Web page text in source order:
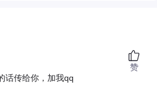
话传给你，加我qq
赞